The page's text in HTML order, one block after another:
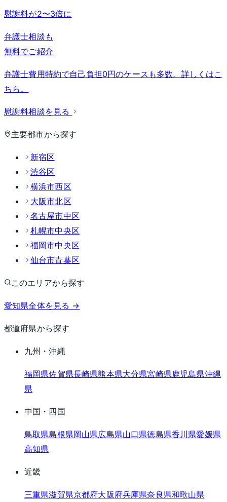
慰謝料が2〜3倍に
弁護士相談も
無料でご紹介
弁護士費用特約で自己負担0円のケースも多数。詳しくはこ
ちら。
慰謝料相談を見る
主要都市から探す
新宿区
渋谷区
横浜市西区
大阪市北区
名古屋市中区
札幌市中央区
福岡市中央区
仙台市青葉区
このエリアから探す
愛知県全体を見る →
都道府県から探す
九州・沖縄
福岡県佐賀県長崎県熊本県大分県宮崎県鹿児島県沖縄
県
中国・四国
鳥取県島根県岡山県広島県山口県徳島県香川県愛媛県
高知県
近畿
三重県滋賀県京都府大阪府兵庫県奈良県和歌山県